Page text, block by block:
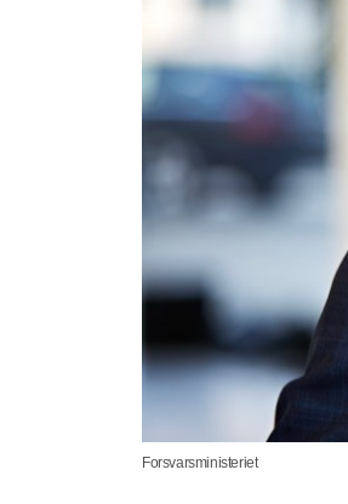
Forsvarsministeriet